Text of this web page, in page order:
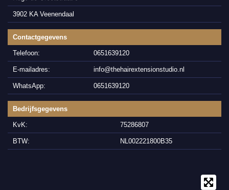
3902 KA Veenendaal
Contactgegevens
Telefoon: 0651639120
E-mailadres: info@thehairextensionstudio.nl
WhatsApp: 0651639120
Bedrijfsgegevens
KvK: 75286807
BTW: NL002221800B35